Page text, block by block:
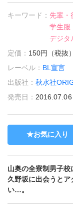
キーワード： 先輩・
学生服
デジタ
定価： 150円（税抜）
レーベル： BL宣言
出版社：秋水社
発売日： 2016.07.06
お気に入り
山奥の全寮制男子
久野坂に出会うとア
い…。